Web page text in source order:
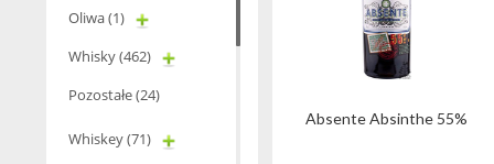
Oliwa(1)
Whisky(462)
Pozostałe(24)
Whiskey(71)
Absente Absinthe 55%